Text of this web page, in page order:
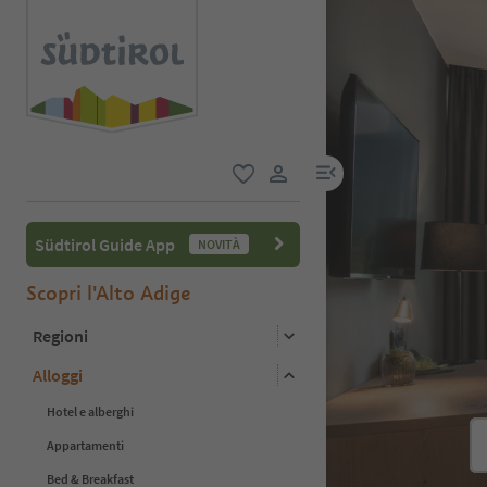
user link
menu link
Südtirol Guide App NOVITÀ
Scopri l'Alto Adige
Regioni
Alloggi
Hotel e alberghi
Appartamenti
Bed & Breakfast